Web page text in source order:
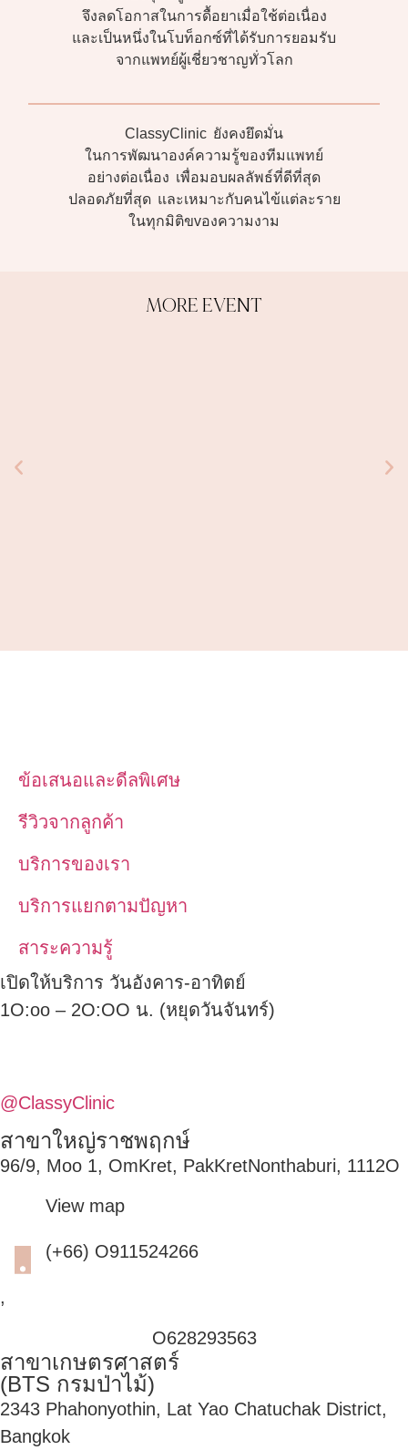
จึงลดโอกาสในการดื้อยาเมื่อใช้ต่อเนื่อง
และเป็นหนึ่งในโบท็อกซ์ที่ได้รับการยอมรับ
จากแพทย์ผู้เชี่ยวชาญทั่วโลก
ClassyClinic ยังคงยึดมั่น
ในการพัฒนาองค์ความรู้ของทีมแพทย์
อย่างต่อเนื่อง เพื่อมอบผลลัพธ์ที่ดีที่สุด
ปลอดภัยที่สุด และเหมาะกับคนไข้แต่ละราย
ในทุกมิติขvองความงาม
MORE EVENT
ข้อเสนอและดีลพิเศษ
รีวิวจากลูกค้า
บริการของเรา
บริการแยกตามปัญหา
สาระความรู้
เปิดให้บริการ วันอังคาร-อาทิตย์
1O:oo – 2O:OO น. (หยุดวันจันทร์)
@ClassyClinic
สาขาใหญ่ราชพฤกษ์
96/9, Moo 1, OmKret, PakKretNonthaburi, 1112O
View map
(+66) O911524266
,
O628293563
สาขาเกษตรศาสตร์
(BTS กรมป่าไม้)
2343 Phahonyothin, Lat Yao Chatuchak District,
Bangkok